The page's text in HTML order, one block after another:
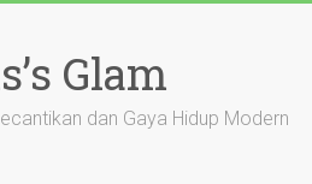
Glam
dan Gaya Hidup Modern